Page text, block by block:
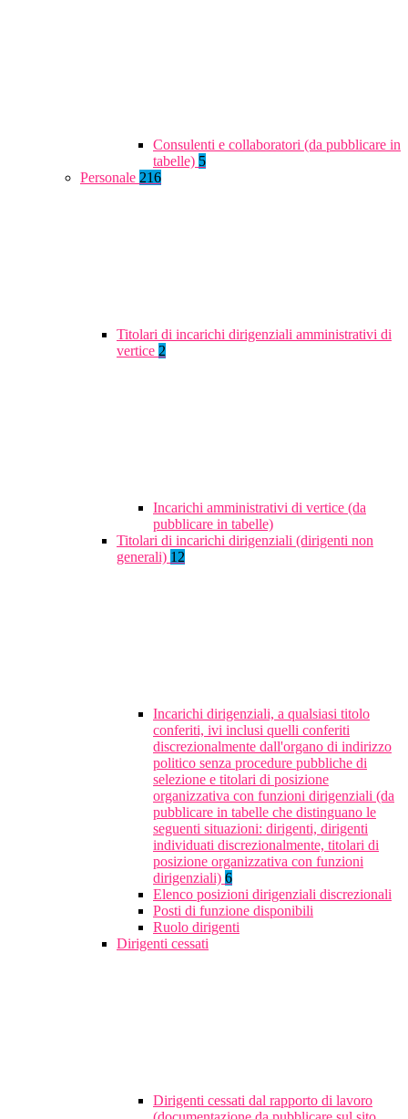
Consulenti e collaboratori (da pubblicare in
tabelle) 5
Personale 216
Titolari di incarichi dirigenziali amministrativi di
vertice 2
Incarichi amministrativi di vertice (da
pubblicare in tabelle)
Titolari di incarichi dirigenziali (dirigenti non
generali) 12
Incarichi dirigenziali, a qualsiasi titolo
conferiti, ivi inclusi quelli conferiti
discrezionalmente dall'organo di indirizzo
politico senza procedure pubbliche di
selezione e titolari di posizione
organizzativa con funzioni dirigenziali (da
pubblicare in tabelle che distinguano le
seguenti situazioni: dirigenti, dirigenti
individuati discrezionalmente, titolari di
posizione organizzativa con funzioni
dirigenziali) 6
Elenco posizioni dirigenziali discrezionali
Posti di funzione disponibili
Ruolo dirigenti
Dirigenti cessati
Dirigenti cessati dal rapporto di lavoro